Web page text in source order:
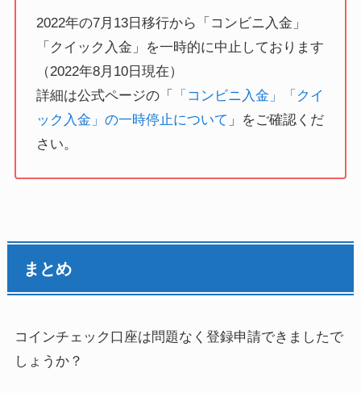
2022年の7月13日移行から「コンビニ入金」
「クイック入金」を一時的に中止しております
（2022年8月10日現在）
詳細は公式ページの「
「コンビニ入金」「クイ
ック入金」の一時停止について 」をご確認くだ
さい。
まとめ
コインチェック口座は問題なく登録申請できましたで
しょうか？